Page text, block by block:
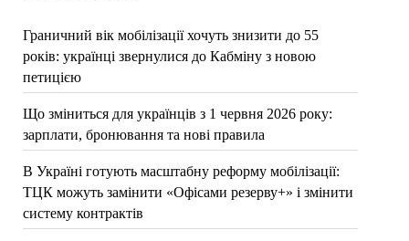
Граничний вік мобілізації хочуть знизити до 55
років: українці звернулися до Кабміну з новою
петицією
Що зміниться для українців з 1 червня 2026 року:
зарплати, бронювання та нові правила
В Україні готують масштабну реформу мобілізації:
ТЦК можуть замінити «Офісами резерву+» і змінити
систему контрактів